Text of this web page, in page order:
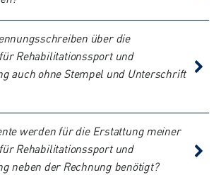
über die
Rehabilitationssport und
auch ohne Stempel und Unterschrift
werden für die Erstattung meiner
Rehabilitationssport und
neben der Rechnung benötigt?